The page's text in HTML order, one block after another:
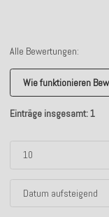
Alle Bewertungen:
Wie funktionieren
Einträge insgesamt: 1